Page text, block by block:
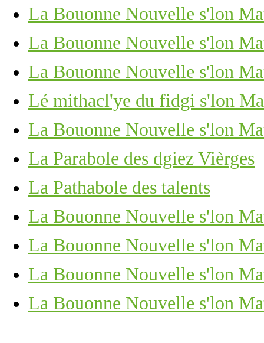
La Bouonne Nouvelle s'lon
La Bouonne Nouvelle s'lon
La Bouonne Nouvelle s'lon
Lé mithacl'ye du fidgi s'lon
La Bouonne Nouvelle s'lon
La Parabole des dgiez Vièrges
La Pathabole des talents
La Bouonne Nouvelle s'lon
La Bouonne Nouvelle s'lon
La Bouonne Nouvelle s'lon
La Bouonne Nouvelle s'lon